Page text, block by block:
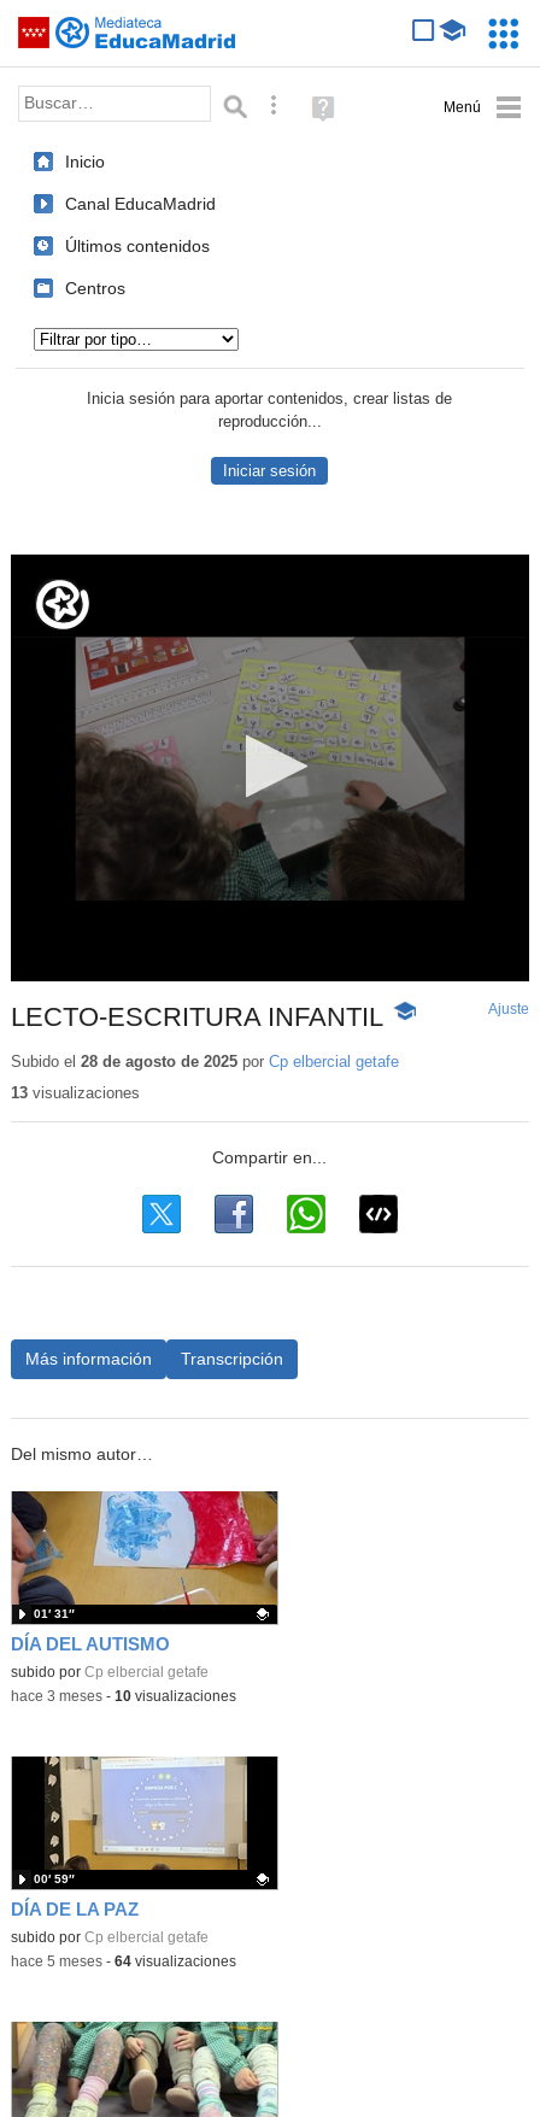
Saltar navegación
Palabra o frase: Búsqueda avanzada
Ayuda
(en
Inicio
Canal EducaMadrid
Últimos contenidos
Centros
Inicia sesión para aportar contenidos, crear listas de
reproducción...
Iniciar sesión
LECTO-ESCRITURA INFANTIL -
educativo
Ajuste
Subido el 28 de agosto de 2025por Cp elbercial getafe
13visualizaciones
Más información Transcripción
Del mismo autor…
DÍA DEL AUTISMO
Contenido educativo.
subido por Cp elbercial getafe
01′ 31″
-hace 3 meses- 10visualizaciones
DÍA DE LA PAZ
Contenido educativo.
subido por Cp elbercial getafe
00′ 59″
-hace 5 meses- 64visualizaciones